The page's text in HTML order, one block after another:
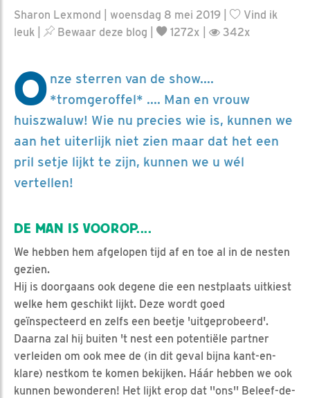
Sharon Lexmond | woensdag 8 mei 2019 |
Vind ik
leuk
Bewaar deze blog 1272x | 342x
O nze sterren van de show....
*tromgeroffel* .... Man en vrouw
huiszwaluw! Wie nu precies wie is, kunnen we
aan het uiterlijk niet zien maar dat het een
pril setje lijkt te zijn, kunnen we u wél
vertellen!
DE MAN IS VOOROP....
We hebben hem afgelopen tijd af en toe al in de nesten
gezien.
Hij is doorgaans ook degene die een nestplaats uitkiest
welke hem geschikt lijkt. Deze wordt goed
geïnspecteerd en zelfs een beetje 'uitgeprobeerd'.
Daarna zal hij buiten 't nest een potentiële partner
verleiden om ook mee de (in dit geval bijna kant-en-
klare) nestkom te komen bekijken. Háár hebben we ook
kunnen bewonderen! Het lijkt erop dat ''ons'' Beleef-de-